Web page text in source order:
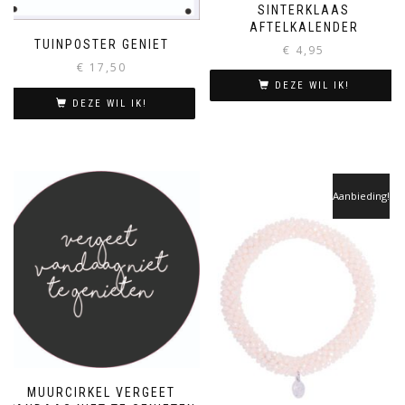
TUINPOSTER GENIET
€ 17,50
DEZE WIL IK!
SINTERKLAAS
AFTELKALENDER
€ 4,95
DEZE WIL IK!
MUURCIRKEL VERGEET
Aanbieding!